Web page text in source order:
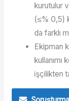
kurutulur
(≤% 0,5)
da farklı
Ekipman
kullanımı
işçilikten